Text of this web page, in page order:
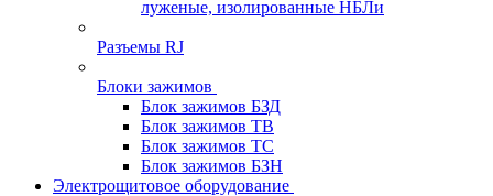
луженые, изолированные НБЛи
Разъемы RJ
Блоки зажимов
Блок зажимов БЗД
Блок зажимов ТВ
Блок зажимов ТС
Блок зажимов БЗН
Электрощитовое оборудование